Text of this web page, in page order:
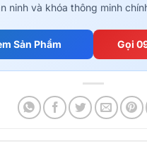
ninh và khóa thông minh
Sản Phẩm
Gọi